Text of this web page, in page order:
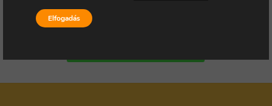
Válasszon oldalt
Elfogadás